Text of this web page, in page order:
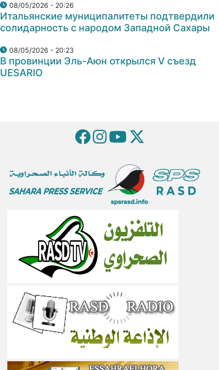
08/05/2026 - 20:26
Итальянские муниципалитеты подтвердили
солидарность с народом Западной Сахары
08/05/2026 - 20:23
В провинции Эль-Аюн открылся V съезд
UESARIO